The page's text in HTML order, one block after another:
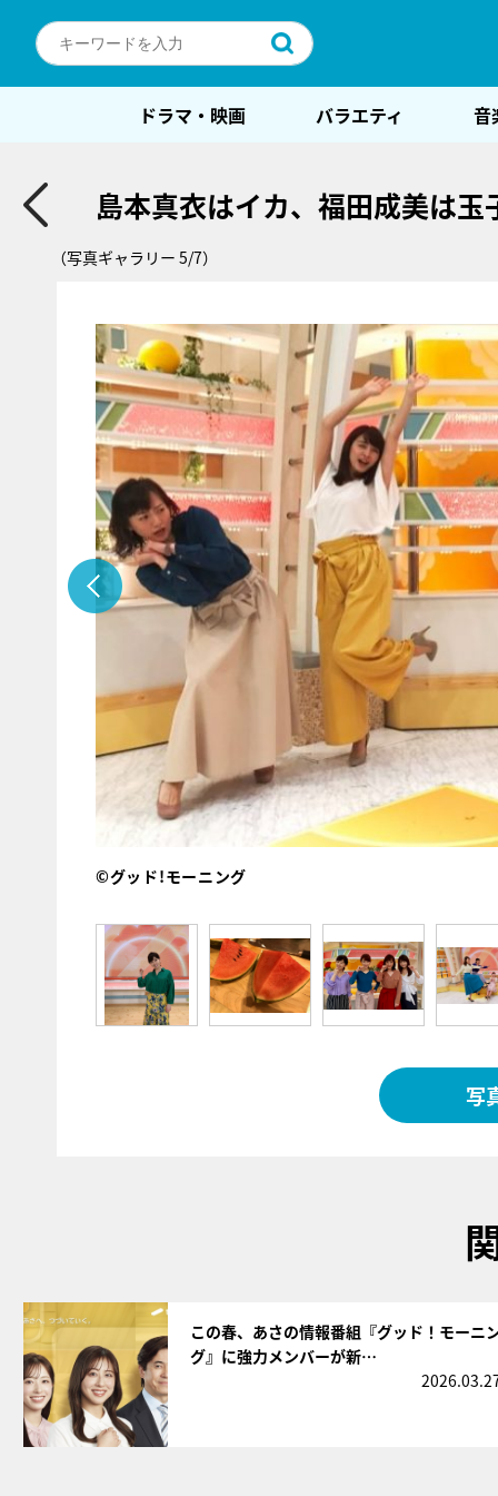
ドラマ・映画 バラエティ 音
島本真衣はイカ、福田成美は
（写真ギャラリー 5/7）
©グッド!モーニング
写
この春、あさの情報番組『グッド！モーニ
グ』に強力メンバーが新…